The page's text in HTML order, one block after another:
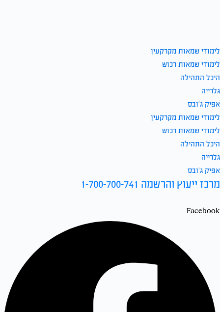
לימודי שמאות מקרקעין
לימודי שמאות רכוש
היכל התהילה
גלרייה
אפיק ג’ובס
לימודי שמאות מקרקעין
לימודי שמאות רכוש
היכל התהילה
גלרייה
אפיק ג’ובס
מרכז ייעוץ והרשמה 1-700-700-741
Facebook